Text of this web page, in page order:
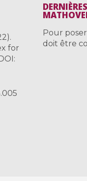
for
Pour
doit être